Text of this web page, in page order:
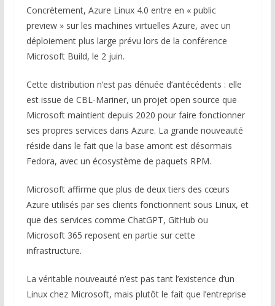
Concrètement, Azure Linux 4.0 entre en « public
preview » sur les machines virtuelles Azure, avec un
déploiement plus large prévu lors de la conférence
Microsoft Build, le 2 juin.
Cette distribution n’est pas dénuée d’antécédents : elle
est issue de CBL-Mariner, un projet open source que
Microsoft maintient depuis 2020 pour faire fonctionner
ses propres services dans Azure. La grande nouveauté
réside dans le fait que la base amont est désormais
Fedora, avec un écosystème de paquets RPM.
Microsoft affirme que plus de deux tiers des cœurs
Azure utilisés par ses clients fonctionnent sous Linux, et
que des services comme ChatGPT, GitHub ou
Microsoft 365 reposent en partie sur cette
infrastructure.
La véritable nouveauté n’est pas tant l’existence d’un
Linux chez Microsoft, mais plutôt le fait que l’entreprise